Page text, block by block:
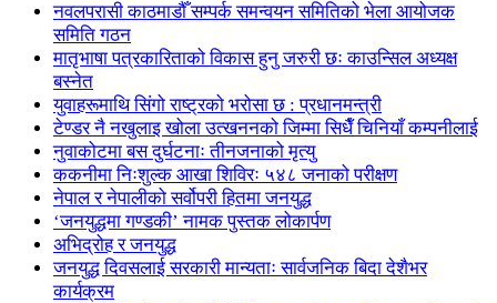
नवलपरासी काठमाडौँ सम्पर्क समन्वयन समितिको भेला आयोजक
समिति गठन
मातृभाषा पत्रकारिताको विकास हुनु जरुरी छः काउन्सिल अध्यक्ष
बस्नेत
युवाहरूमाथि सिंगो राष्ट्रको भरोसा छ : प्रधानमन्त्री
टेण्डर नै नखुलाइ खोला उत्खननको जिम्मा सिधैँ चिनियाँ कम्पनीलाई
नुवाकोटमा बस दुर्घटनाः तीनजनाको मृत्यु
ककनीमा निःशुल्क आखा शिविरः ५४८ जनाको परीक्षण
नेपाल र नेपालीको सर्वोपरी हितमा जनयुद्ध
‘जनयुद्धमा गण्डकी’ नामक पुस्तक लोकार्पण
अभिद्रोह र जनयुद्ध
जनयुद्ध दिवसलाई सरकारी मान्यताः सार्वजनिक बिदा देशैभर
कार्यक्रम